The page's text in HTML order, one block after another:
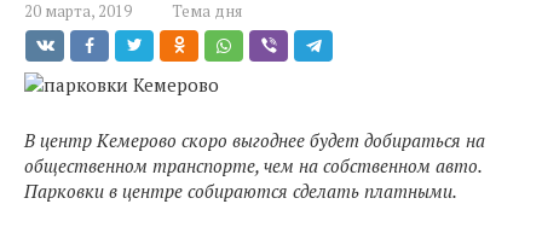
20 марта, 2019 Тема дня
В центр Кемерово скоро выгоднее будет добираться на
общественном транспорте, чем на собственном авто.
Парковки в центре собираются сделать платными.